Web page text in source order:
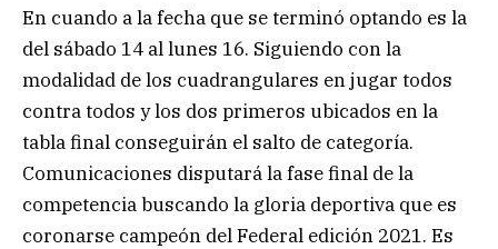
En cuando a la fecha que se terminó optando es la
del sábado 14 al lunes 16. Siguiendo con la
modalidad de los cuadrangulares en jugar todos
contra todos y los dos primeros ubicados en la
tabla final conseguirán el salto de categoría.
Comunicaciones disputará la fase final de la
competencia buscando la gloria deportiva que es
coronarse campeón del Federal edición 2021. Es